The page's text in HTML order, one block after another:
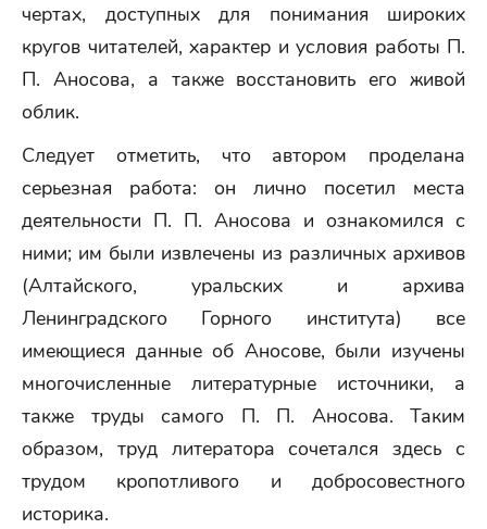
чертах, доступных для понимания широких
кругов читателей, характер и условия работы П.
П. Аносова, а также восстановить его живой
облик.
Следует отметить, что автором проделана
серьезная работа: он лично посетил места
деятельности П. П. Аносова и ознакомился с
ними; им были извлечены из различных архивов
(Алтайского, уральских и архива
Ленинградского Горного института) все
имеющиеся данные об Аносове, были изучены
многочисленные литературные источники, а
также труды самого П. П. Аносова. Таким
образом, труд литератора сочетался здесь с
трудом кропотливого и добросовестного
историка.